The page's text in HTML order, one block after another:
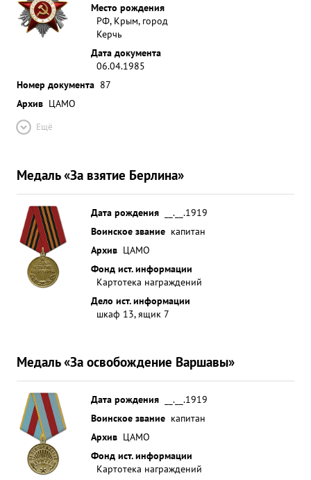
Место рождения
РФ, Крым, город
Керчь
Дата документа
06.04.1985
Номер документа 87
Архив ЦАМО
Ещё
Медаль «За взятие Берлина»
Дата рождения
__.__.1919
Воинское звание капитан
Архив ЦАМО
Фонд ист. информации
Картотека награждений
Дело ист. информации
шкаф 13, ящик 7
Медаль «За освобождение Варшавы»
Дата рождения
__.__.1919
Воинское звание капитан
Архив ЦАМО
Фонд ист. информации
Картотека награждений